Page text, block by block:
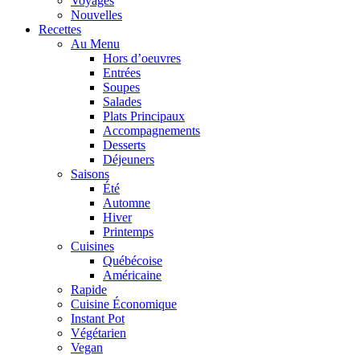
Nouvelles
Recettes
Au Menu
Hors d’oeuvres
Entrées
Soupes
Salades
Plats Principaux
Accompagnements
Desserts
Déjeuners
Saisons
Été
Automne
Hiver
Printemps
Cuisines
Québécoise
Américaine
Rapide
Cuisine Économique
Instant Pot
Végétarien
Vegan